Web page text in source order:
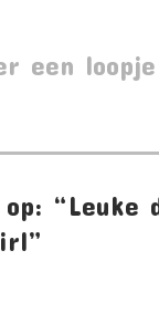
een loopje
“Leuke